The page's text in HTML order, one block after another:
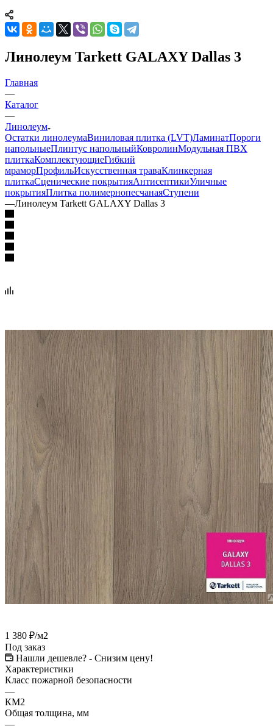
Линолеум Tarkett GALAXY Dallas 3
Главная
—
Каталог
—
Линолеум
Остатки линолеумаВиниловая плитка (LVT)ЛаминатПороги
напольныеПлинтус напольныйКовролинМодульная ПВХ
плиткаКомплектующиеГибкий
мраморПрофильИскусственная траваКлинкерная
плиткаСценические покрытияАнтисептикиУличные
покрытияПлитка полимернопесчанаяСтупени
—Линолеум Tarkett GALAXY Dallas 3
1 380 ₽/м2
Под заказ
Нашли дешевле? - Снизим цену!
Характеристики
Класс пожарной безопасности
—
КМ2
Общая толщина, мм
—